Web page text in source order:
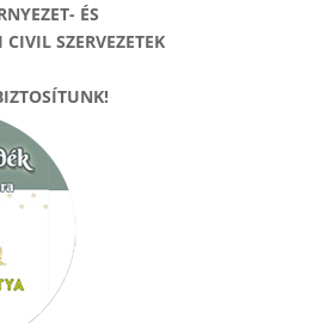
ÉS
CIVIL SZERVEZETEK